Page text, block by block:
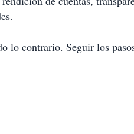
lo contrario. Seguir los